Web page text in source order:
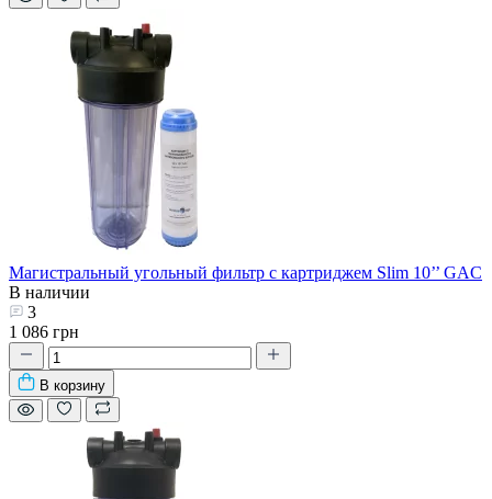
Магистральный угольный фильтр с картриджем Slim 10’’ GAC
В наличии
3
1 086 грн
В корзину